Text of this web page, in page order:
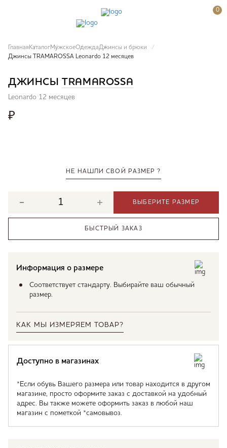
0
Главная КаталогМужскоеОдеждаДжинсы и брюки
Джинсы TRAMAROSSA Leonardo 12 месяцев
ДЖИНСЫ TRAMAROSSA
Leonardo 12 месяцев
₽
НЕ НАШЛИ СВОЙ РАЗМЕР ?
ВЫБЕРИТЕ РАЗМЕР
БЫСТРЫЙ ЗАКАЗ
Информация о размере
Соответствует стандарту. Выбирайте ваш обычный
размер.
КАК МЫ ИЗМЕРЯЕМ ТОВАР?
Доступно в магазинах
*Если обувь Вашего размера или товар находится в другом
магазине, просто оформите заказ с доставкой на удобный
адрес. Вы также можете оформить заказ в любой наш
магазин с пометкой *самовывоз.